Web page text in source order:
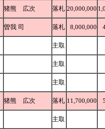
猪熊 広次 落札 20,000,000
曽我 司 落札 8,000,000
主取
主取
主取
猪熊 広次 落札 11,700,000
主取